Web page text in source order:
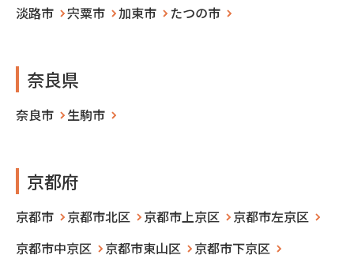
淡路市
宍粟市 加東市 たつの市
奈良県
奈良市 生駒市
京都府
京都市 京都市北区 京都市上京区
京都市左京区
京都市中京区
京都市東山区
京都市下京区